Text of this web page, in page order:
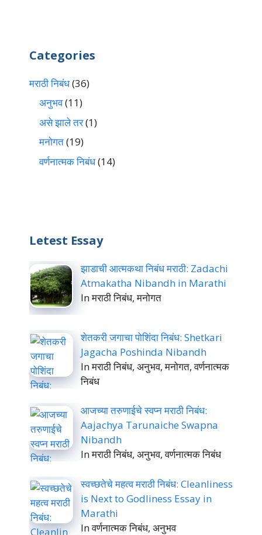
Categories
मराठी निबंध(36)
अनुभव(11)
असे झाले तर(1)
मनोगत(19)
वर्णनात्मक निबंध(14)
Letest Essay
झाडाची आत्मकथा निबंध मराठी: Zadachi
Atmakatha Nibandh in Marathi
In मराठी निबंध, मनोगत
शेतकरी जगाचा पोशिंदा निबंध: Shetkari
Jagacha Poshinda Nibandh
In मराठी निबंध, अनुभव, मनोगत, वर्णनात्मक
निबंध
आजच्या तरुणाईचे स्वप्न मराठी निबंध:
Aajachya Tarunaiche Swapna
Nibandh
In मराठी निबंध, अनुभव, वर्णनात्मक निबंध
स्वच्छतेचे महत्व मराठी निबंध: Cleanliness
is Next to Godliness Essay in
Marathi
In वर्णनात्मक निबंध, अनुभव